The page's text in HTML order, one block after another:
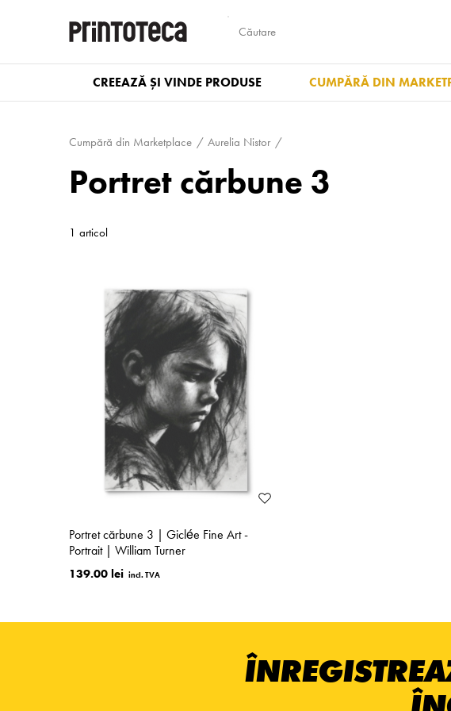
CREEAZĂ ȘI VINDE PRODUSE CUMPĂRĂ DIN
Cumpără din Marketplace Aurelia Nistor
Portret cărbune 3
1 articol
Portret cărbune 3 | Giclée Fine Art -
Portrait | William Turner
139.00 lei